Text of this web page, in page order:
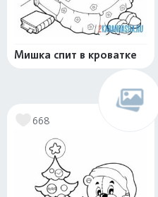
Мишка спит в кроватке
668